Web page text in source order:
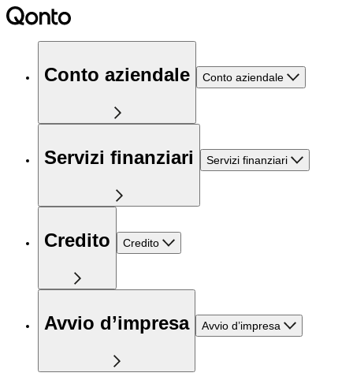
Conto aziendale Conto aziendale
Servizi finanziari Servizi finanziari
Credito Credito
Avvio d’impresa Avvio d’impresa